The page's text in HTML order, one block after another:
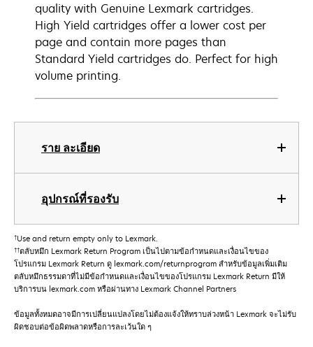
ราย ละเอียด
อุปกรณ์ที่รองรับ
quality with Genuine Lexmark cartridges.
High Yield cartridges offer a lower cost per
page and contain more pages than
Standard Yield cartridges do. Perfect for high
volume printing.
†Use and return empty only to Lexmark.
††ตลับหมึก Lexmark Return Program เป็นไปตามข้อกําหนดและเงื่อนไขของ
โปรแกรม Lexmark Return ดู lexmark.com/returnprogram สําหรับข้อมูลเพิ่มเติม
ตลับหมึกธรรมดาที่ไม่มีข้อกําหนดและเงื่อนไขของโปรแกรม Lexmark Return มีให้
บริการบน lexmark.com หรือผ่านทาง Lexmark Channel Partners
ข้อมูลทั้งหมดอาจมีการเปลี่ยนแปลงโดยไม่ต้องแจ้งให้ทราบล่วงหน้า Lexmark จะไม่รับ
ผิดชอบต่อข้อผิดพลาดหรือการละเว้นใด ๆ